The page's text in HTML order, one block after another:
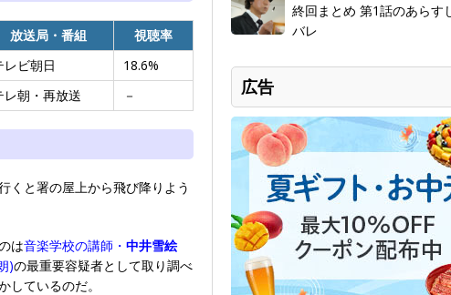
放送局・番組
視聴率
レビ朝日
18.6%
レ朝・再放送 －
くと署の屋上から飛び降りよう
は音楽学校の講師・ 中井雪絵
)の最重要容疑者として取り調べ
ているのだ。
終回まとめ 第1話のあらす
バレ
広告